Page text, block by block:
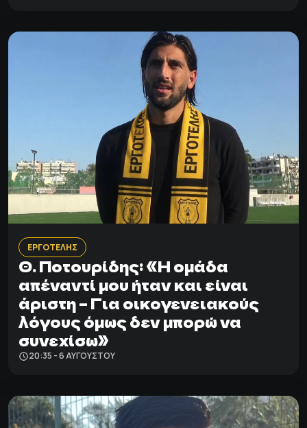
ΕΡΓΟΤΕΛΗΣ
Θ. Ποτουρίδης: «Η ομάδα
απέναντί μου ήταν και είναι
άριστη – Για οικογενειακούς
λόγους όμως δεν μπορώ να
συνεχίσω»
20:35 - 6 ΑΥΓΟΎΣΤΟΥ